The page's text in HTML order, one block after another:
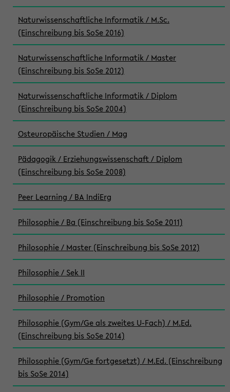
Naturwissenschaftliche Informatik / M.Sc.
(Einschreibung bis SoSe 2016)
Naturwissenschaftliche Informatik / Master
(Einschreibung bis SoSe 2012)
Naturwissenschaftliche Informatik / Diplom
(Einschreibung bis SoSe 2004)
Osteuropäische Studien / Mag
Pädagogik / Erziehungswissenschaft / Diplom
(Einschreibung bis SoSe 2008)
Peer Learning / BA IndiErg
Philosophie / Ba (Einschreibung bis SoSe 2011)
Philosophie / Master (Einschreibung bis SoSe 2012)
Philosophie / Sek II
Philosophie / Promotion
Philosophie (Gym/Ge als zweites U-Fach) / M.Ed.
(Einschreibung bis SoSe 2014)
Philosophie (Gym/Ge fortgesetzt) / M.Ed. (Einschreibung
bis SoSe 2014)